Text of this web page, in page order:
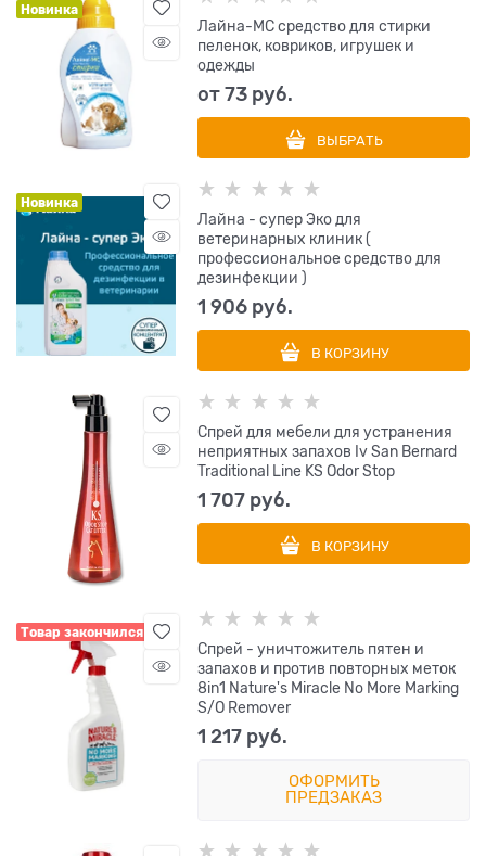
Новинка
Лайна-МС средство для стирки
пеленок, ковриков, игрушек и
одежды
от73 руб.
ВЫБРАТЬ
Новинка
Лайна - супер Эко для
ветеринарных клиник (
профессиональное средство для
дезинфекции )
1 906 руб.
В КОРЗИНУ
Спрей для мебели для устранения
неприятных запахов Iv San Bernard
Traditional Line KS Odor Stop
1 707 руб.
В КОРЗИНУ
Товар закончился
Спрей - уничтожитель пятен и
запахов и против повторных меток
8in1 Nature's Miracle No More Marking
S/O Remover
1 217 руб.
ОФОРМИТЬ
ПРЕДЗАКАЗ